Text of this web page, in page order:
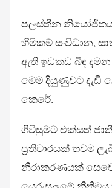
පලස්තීන
හිමිකම් සංවිධාන,
ඇති ඉඩකඩ බිඳ
මෙම දියුණුවට දැඩි
කෙරේ.
ගිවිසුමට එක්සත්
ප්‍රතිචාරයක් තවම
නිරාකරණයක්